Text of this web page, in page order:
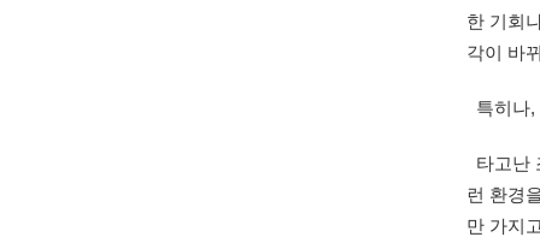
한 기회
각이 바
특히나,
타고난
런 환경
만 가지